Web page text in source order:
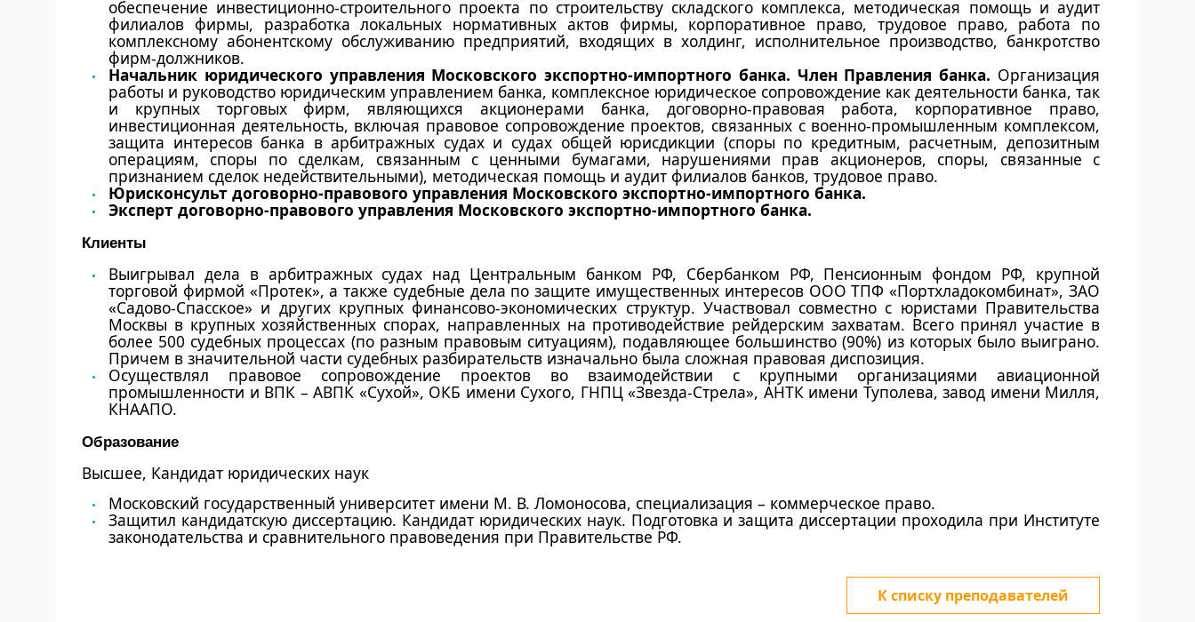
обеспечение инвестиционно-строительного проекта по строительству складского комплекса, методическая помощь и аудит
филиалов фирмы, разработка локальных нормативных актов фирмы, корпоративное право, трудовое право, работа по
комплексному абонентскому обслуживанию предприятий, входящих в холдинг, исполнительное производство, банкротство
фирм-должников.
Начальник юридического управления Московского экспортно-импортного банка. Член Правления банка. Организация
работы и руководство юридическим управлением банка, комплексное юридическое сопровождение как деятельности банка, так
и крупных торговых фирм, являющихся акционерами банка, договорно-правовая работа, корпоративное право,
инвестиционная деятельность, включая правовое сопровождение проектов, связанных с военно-промышленным комплексом,
защита интересов банка в арбитражных судах и судах общей юрисдикции (споры по кредитным, расчетным, депозитным
операциям, споры по сделкам, связанным с ценными бумагами, нарушениями прав акционеров, споры, связанные с
признанием сделок недействительными), методическая помощь и аудит филиалов банков, трудовое право.
Юрисконсульт договорно-правового управления Московского экспортно-импортного банка.
Эксперт договорно-правового управления Московского экспортно-импортного банка.
Клиенты
Выигрывал дела в арбитражных судах над Центральным банком РФ, Сбербанком РФ, Пенсионным фондом РФ, крупной
торговой фирмой «Протек», а также судебные дела по защите имущественных интересов ООО ТПФ «Портхладокомбинат», ЗАО
«Садово-Спасское» и других крупных финансово-экономических структур. Участвовал совместно с юристами Правительства
Москвы в крупных хозяйственных спорах, направленных на противодействие рейдерским захватам. Всего принял участие в
более 500 судебных процессах (по разным правовым ситуациям), подавляющее большинство (90%) из которых было выиграно.
Причем в значительной части судебных разбирательств изначально была сложная правовая диспозиция.
Осуществлял правовое сопровождение проектов во взаимодействии с крупными организациями авиационной
промышленности и ВПК – АВПК «Сухой», ОКБ имени Сухого, ГНПЦ «Звезда-Стрела», АНТК имени Туполева, завод имени Милля,
КНААПО.
Образование
Высшее, Кандидат юридических наук
Московский государственный университет имени М. В. Ломоносова, специализация – коммерческое право.
Защитил кандидатскую диссертацию. Кандидат юридических наук. Подготовка и защита диссертации проходила при Институте
законодательства и сравнительного правоведения при Правительстве РФ.
К списку преподавателей